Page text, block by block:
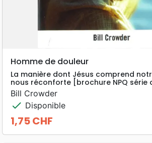
Homme de douleur
La manière dont Jésus comprend
nous réconforte [brochure NPQ série
Bill Crowder
check Disponible
Prix
1,75 CHF